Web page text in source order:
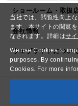
当社では、閲覧性向上
ます。本サイトの閲覧
なされます。詳細はサ
We use Cookies to
purposes. By
Cookies. For more
ショールーム・取扱
会社情報
ウェブサイトについ